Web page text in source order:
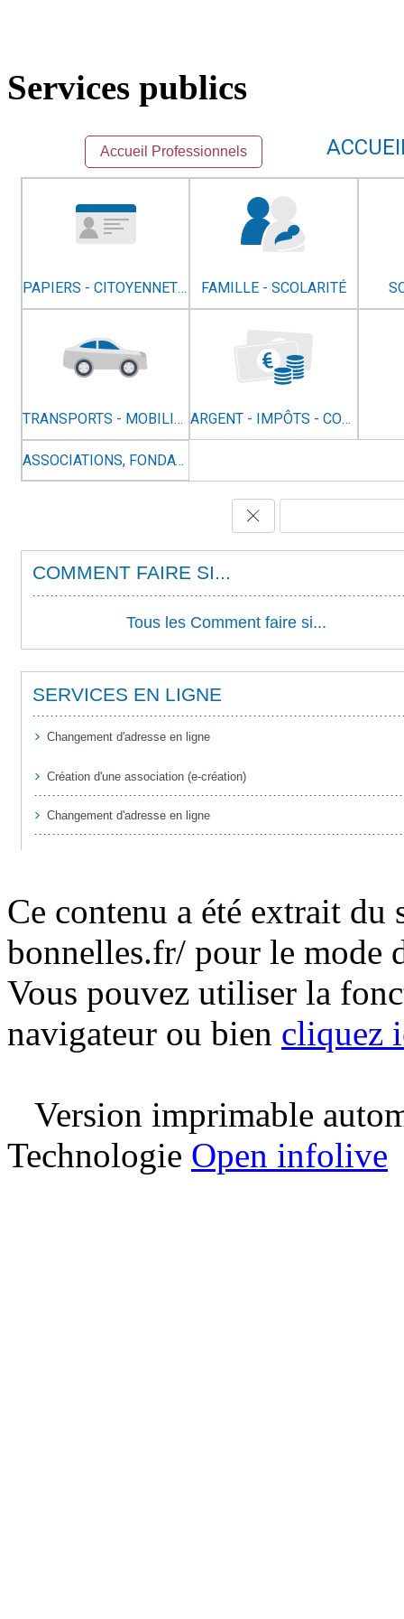
Services publics
Ce contenu a été extrait
bonnelles.fr/ pour le mode
Vous pouvez utiliser la
navigateur ou bien cliquez
Version imprimable
Technologie Open infolive